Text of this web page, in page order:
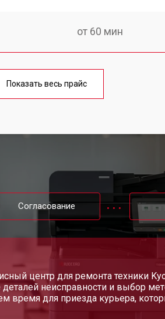
от 60 мин
от 100 мин
от 60 мин
от 60 мин
от 80 мин
Показать весь прайс
Согласование
центр для ремонта техники
неисправности и выбор
время для приезда курьера,